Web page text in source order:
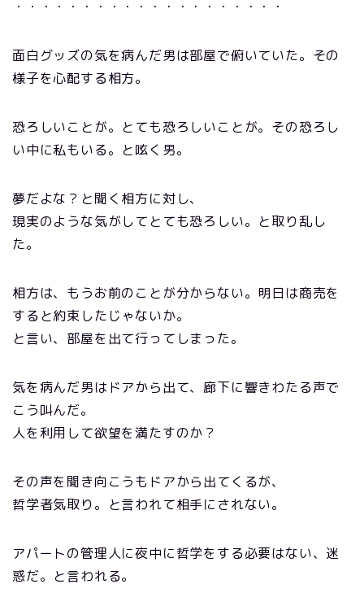
・・・・・・・・・・・・・・・・・・・・
面白グッズの気を病んだ男は部屋で俯いていた。その
様子を心配する相方。
恐ろしいことが。とても恐ろしいことが。その恐ろし
い中に私もいる。と呟く男。
夢だよな？と聞く相方に対し、
現実のような気がしてとても恐ろしい。と取り乱し
た。
相方は、もうお前のことが分からない。明日は商売を
すると約束したじゃないか。
と言い、部屋を出て行ってしまった。
気を病んだ男はドアから出て、廊下に響きわたる声で
こう叫んだ。
人を利用して欲望を満たすのか？
その声を聞き向こうもドアから出てくるが、
哲学者気取り。と言われて相手にされない。
アパートの管理人に夜中に哲学をする必要はない、迷
惑だ。と言われる。